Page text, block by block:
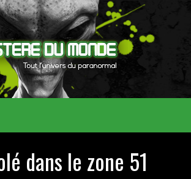
dans le zone 51